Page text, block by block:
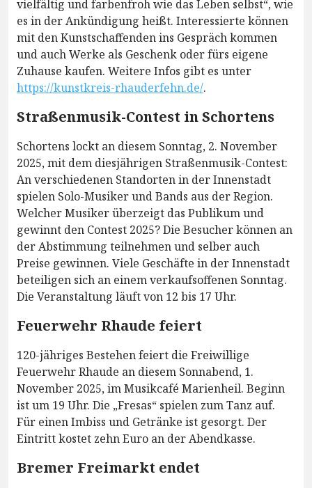
vielfältig und farbenfroh wie das Leben selbst“, wie
es in der Ankündigung heißt. Interessierte können
mit den Kunstschaffenden ins Gespräch kommen
und auch Werke als Geschenk oder fürs eigene
Zuhause kaufen. Weitere Infos gibt es unter
https://kunstkreis-rhauderfehn.de/.
Straßenmusik-Contest in Schortens
Schortens lockt an diesem Sonntag, 2. November
2025, mit dem diesjährigen Straßenmusik-Contest:
An verschiedenen Standorten in der Innenstadt
spielen Solo-Musiker und Bands aus der Region.
Welcher Musiker überzeigt das Publikum und
gewinnt den Contest 2025? Die Besucher können an
der Abstimmung teilnehmen und selber auch
Preise gewinnen. Viele Geschäfte in der Innenstadt
beteiligen sich an einem verkaufsoffenen Sonntag.
Die Veranstaltung läuft von 12 bis 17 Uhr.
Feuerwehr Rhaude feiert
120-jähriges Bestehen feiert die Freiwillige
Feuerwehr Rhaude an diesem Sonnabend, 1.
November 2025, im Musikcafé Marienheil. Beginn
ist um 19 Uhr. Die „Fresas“ spielen zum Tanz auf.
Für einen Imbiss und Getränke ist gesorgt. Der
Eintritt kostet zehn Euro an der Abendkasse.
Bremer Freimarkt endet